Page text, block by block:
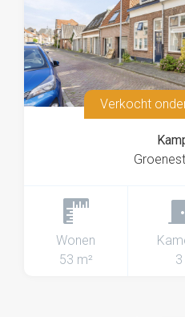
Verkocht
Wonen
53 m²
3